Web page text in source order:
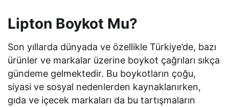
Lipton Boykot Mu?
Son yıllarda dünyada ve özellikle Türkiye’de, bazı
ürünler ve markalar üzerine boykot çağrıları sıkça
gündeme gelmektedir. Bu boykotların çoğu,
siyasi ve sosyal nedenlerden kaynaklanırken,
gıda ve içecek markaları da bu tartışmaların